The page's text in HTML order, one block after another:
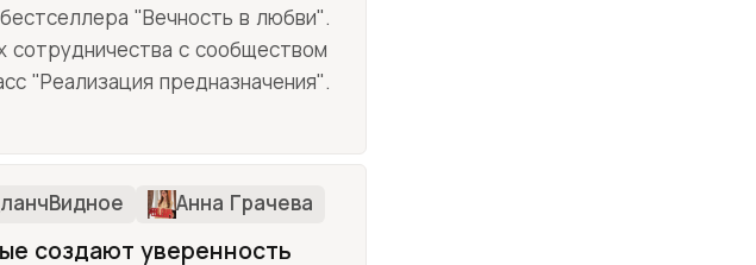
"Вечность в любви".
сотрудничества с сообществом
"Реализация предназначения".
Анна Грачева
создают уверенность